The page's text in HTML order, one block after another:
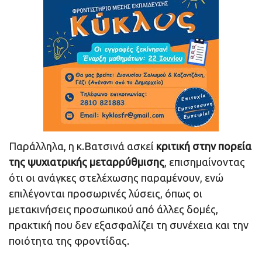
Παράλληλα, η κ.Βατσινά ασκεί κριτική στην πορεία
της ψυχιατρικής μεταρρύθμισης, επισημαίνοντας
ότι οι ανάγκες στελέχωσης παραμένουν, ενώ
επιλέγονται προσωρινές λύσεις, όπως οι
μετακινήσεις προσωπικού από άλλες δομές,
πρακτική που δεν εξασφαλίζει τη συνέχεια και την
ποιότητα της φροντίδας.